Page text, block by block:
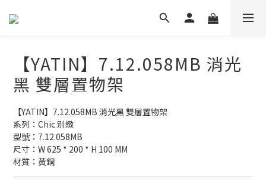
【YATIN】7.12.058MB 消光
黑 雙層置物架
【YATIN】7.12.058MB 消光黑 雙層置物架
系列：Chic 別緻
型號：7.12.058MB
尺寸：W 625 * 200 * H 100 MM
材質：黃銅